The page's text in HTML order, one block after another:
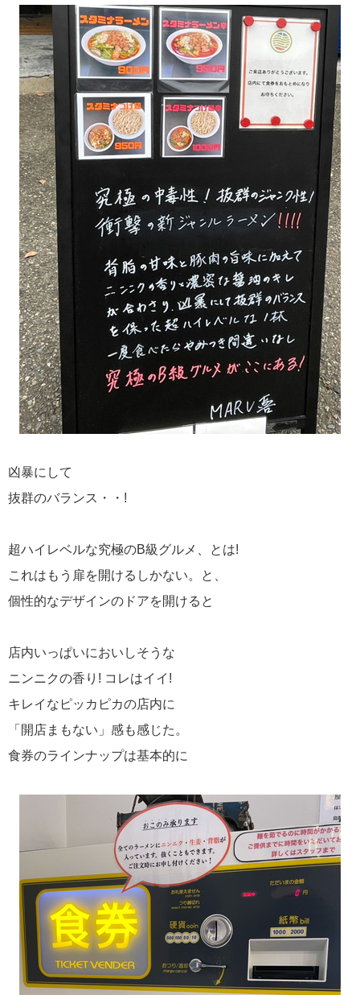
凶暴にして
抜群のバランス・・!
超ハイレベルな究極のB級グルメ、とは!
これはもう扉を開けるしかない。と、
個性的なデザインのドアを開けると
店内いっぱいにおいしそうな
ニンニクの香り! コレはイイ!
キレイなピッカピカの店内に
「開店まもない」感も感じた。
食券のラインナップは基本的に